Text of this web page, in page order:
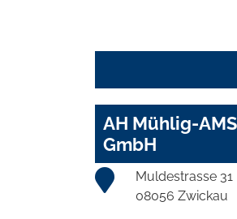
AH Mühlig-AMS
GmbH
Muldestrasse 31
08056 Zwickau